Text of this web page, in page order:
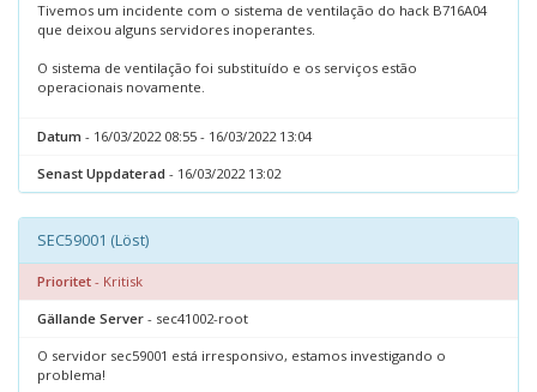
Tivemos um incidente com o sistema de ventilação do hack B716A04
que deixou alguns servidores inoperantes.
O sistema de ventilação foi substituído e os serviços estão
operacionais novamente.
Datum - 16/03/2022 08:55 - 16/03/2022 13:04
Senast Uppdaterad - 16/03/2022 13:02
SEC59001 (Löst)
Prioritet - Kritisk
Gällande Server - sec41002-root
O servidor sec59001 está irresponsivo, estamos investigando o
problema!